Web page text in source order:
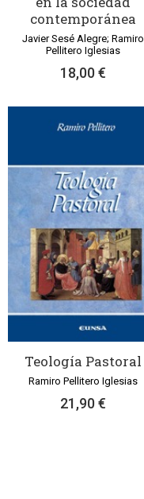
contemporánea
Javier Sesé Alegre; Ramiro
Pellitero Iglesias
18,00 €
Teología Pastoral
Ramiro Pellitero Iglesias
21,90 €